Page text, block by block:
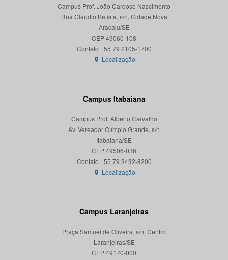
Campus Prof. João Cardoso Nascimento
Rua Cláudio Batista, s/n, Cidade Nova
Aracaju/SE
CEP 49060-108
Localização
Campus Itabaiana
Campus Prof. Alberto Carvalho
Av. Vereador Olímpio Grande, s/n
Itabaiana/SE
CEP 49506-036
Localização
Campus Laranjeiras
Praça Samuel de Oliveira, s/n, Centro
Laranjeiras/SE
CEP 49170-000